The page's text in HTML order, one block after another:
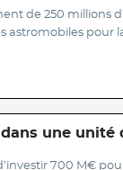
de 250 millions
une
700 M€